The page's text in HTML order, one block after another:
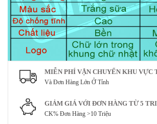
MIỄN PHÍ VẬN CHUYỂN KHU VỰC
Và Đơn Hàng Lớn Ở Tỉnh
GIẢM GIÁ VỚI ĐƠN HÀNG TỪ 5
CK% Đơn Hàng >10 Triệu